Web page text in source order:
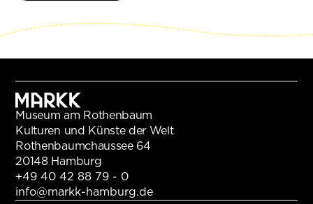
Museum am Rothenbaum
Kulturen und Künste der Welt
Rothenbaumchaussee 64
20148 Hamburg
+49 40 42 88 79 - 0
info@markk-hamburg.de